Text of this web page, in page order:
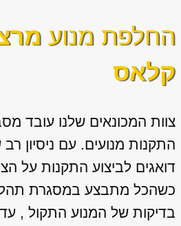
החלפת מנוע
קלאס
צוות המכונאים שלנו עובד
התקנות מנועים. עם ניסיון
דואגים לביצוע התקנות על
כשהכל מתבצע במסגרת
בדיקות של המנוע התקול ,